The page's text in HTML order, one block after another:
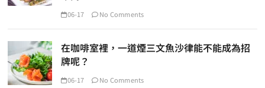
06-17 No Comments
在咖啡室裡，一道煙三文魚沙律能不能成為招
牌呢？
06-17 No Comments